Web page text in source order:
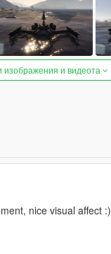
изображения и видеота
nice visual affect :)